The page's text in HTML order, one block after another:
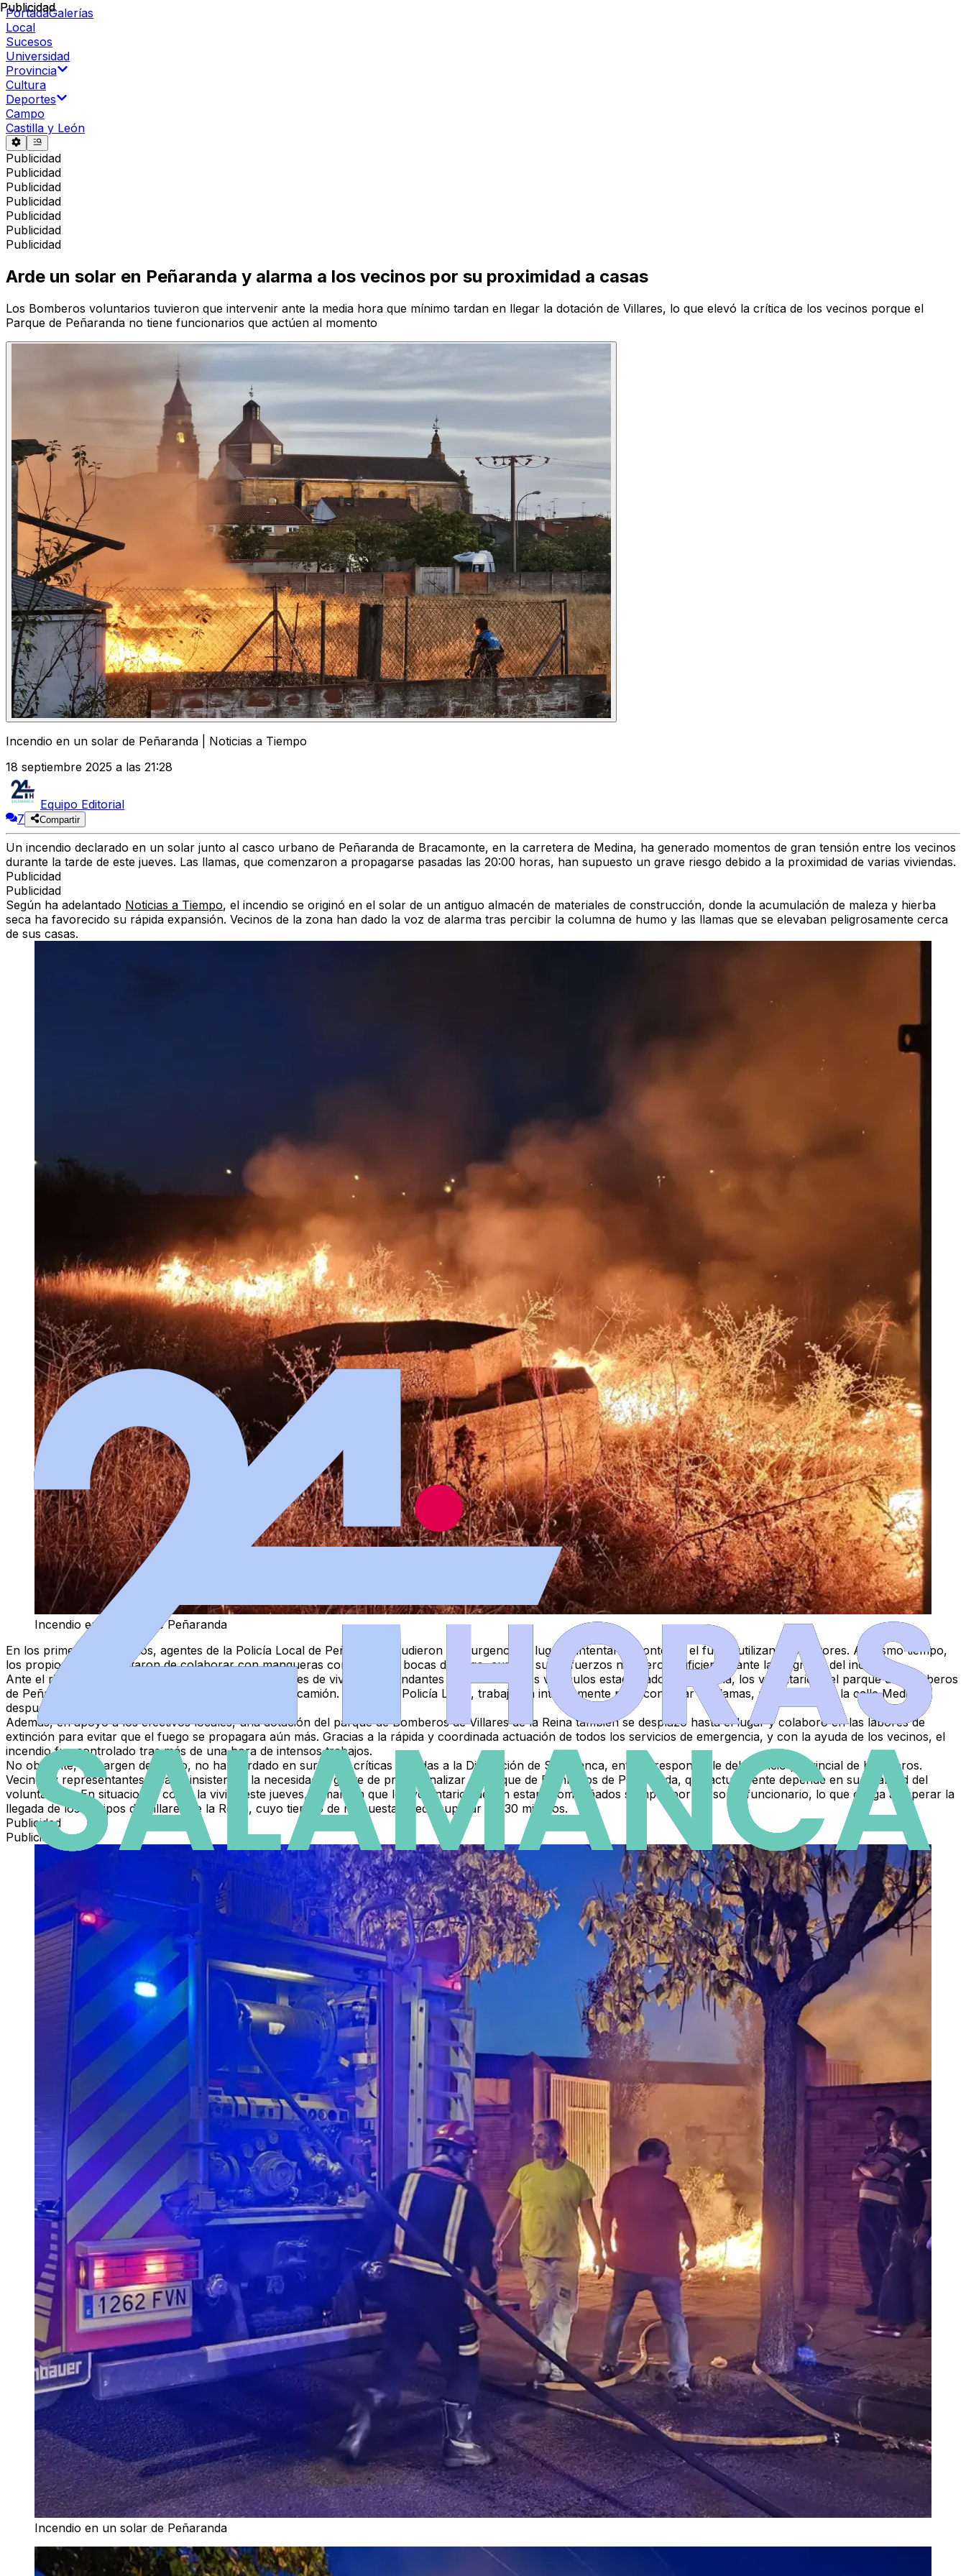
PortadaGalerías
Local
Sucesos
Universidad
Provincia
Cultura
Deportes
Campo
Castilla y León
Publicidad
Publicidad
Publicidad
Publicidad
Publicidad
Publicidad
Publicidad
Publicidad
Arde un solar en Peñaranda y alarma a los vecinos por su proximidad a casas
Los Bomberos voluntarios tuvieron que intervenir ante la media hora que mínimo tardan en llegar la dotación de Villares, lo que elevó la crítica de los vecinos porque el
Parque de Peñaranda no tiene funcionarios que actúen al momento
Incendio en un solar de Peñaranda | Noticias a Tiempo
18 septiembre 2025 a las 21:28
Equipo Editorial
7
Compartir
Un incendio declarado en un solar junto al casco urbano de Peñaranda de Bracamonte, en la carretera de Medina, ha generado momentos de gran tensión entre los vecinos
durante la tarde de este jueves. Las llamas, que comenzaron a propagarse pasadas las 20:00 horas, han supuesto un grave riesgo debido a la proximidad de varias viviendas.
Publicidad
Publicidad
Según ha adelantado Noticias a Tiempo, el incendio se originó en el solar de un antiguo almacén de materiales de construcción, donde la acumulación de maleza y hierba
seca ha favorecido su rápida expansión. Vecinos de la zona han dado la voz de alarma tras percibir la columna de humo y las llamas que se elevaban peligrosamente cerca
de sus casas.
Incendio en un solar de Peñaranda
En los primeros momentos, agentes de la Policía Local de Peñaranda acudieron con urgencia al lugar e intentaron contener el fuego utilizando extintores. Al mismo tiempo,
los propios vecinos trataron de colaborar con mangueras conectadas a bocas de riego, aunque sus esfuerzos no fueron suficientes ante la magnitud del incendio.
Ante el riesgo de que las llamas alcanzaran los bloques de viviendas colindantes o los numerosos vehículos estacionados en la zona, los voluntarios del parque de Bomberos
de Peñaranda acudieron rápidamente con un primer camión. Junto a la Policía Local, trabajaron intensamente para controlar las llamas, primero desde la calle Medina y
después desde Ronda de San Lázaro.
Además, en apoyo a los efectivos locales, una dotación del parque de Bomberos de Villares de la Reina también se desplazó hasta el lugar y colaboró en las labores de
extinción para evitar que el fuego se propagara aún más. Gracias a la rápida y coordinada actuación de todos los servicios de emergencia, y con la ayuda de los vecinos, el
incendio fue controlado tras más de una hora de intensos trabajos.
No obstante, al margen del susto, no han tardado en surgir las críticas dirigidas a la Diputación de Salamanca, entidad responsable del servicio provincial de bomberos.
Vecinos y representantes locales insisten en la necesidad urgente de profesionalizar el parque de Bomberos de Peñaranda, que actualmente depende en su totalidad del
voluntariado. En situaciones como la vivida este jueves, remarcan que los voluntarios deben estar acompañados siempre por personal funcionario, lo que obliga a esperar la
llegada de los equipos de Villares de la Reina, cuyo tiempo de respuesta puede superar los 30 minutos.
Publicidad
Publicidad
Incendio en un solar de Peñaranda
Publicidad